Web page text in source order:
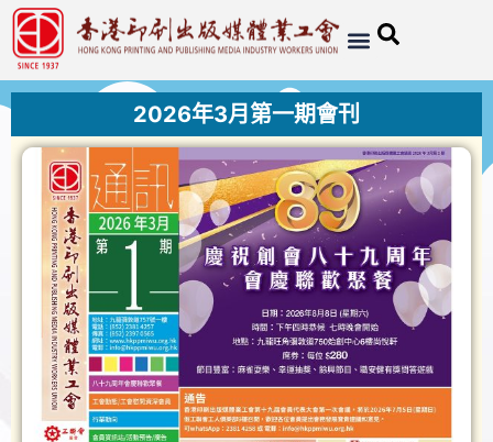
2026年3月第一期會刊